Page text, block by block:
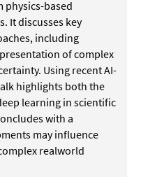
physics-based
It discusses key
including
of complex
Using recent AI-
highlights both the
learning in scientific
with a
may influence
realworld